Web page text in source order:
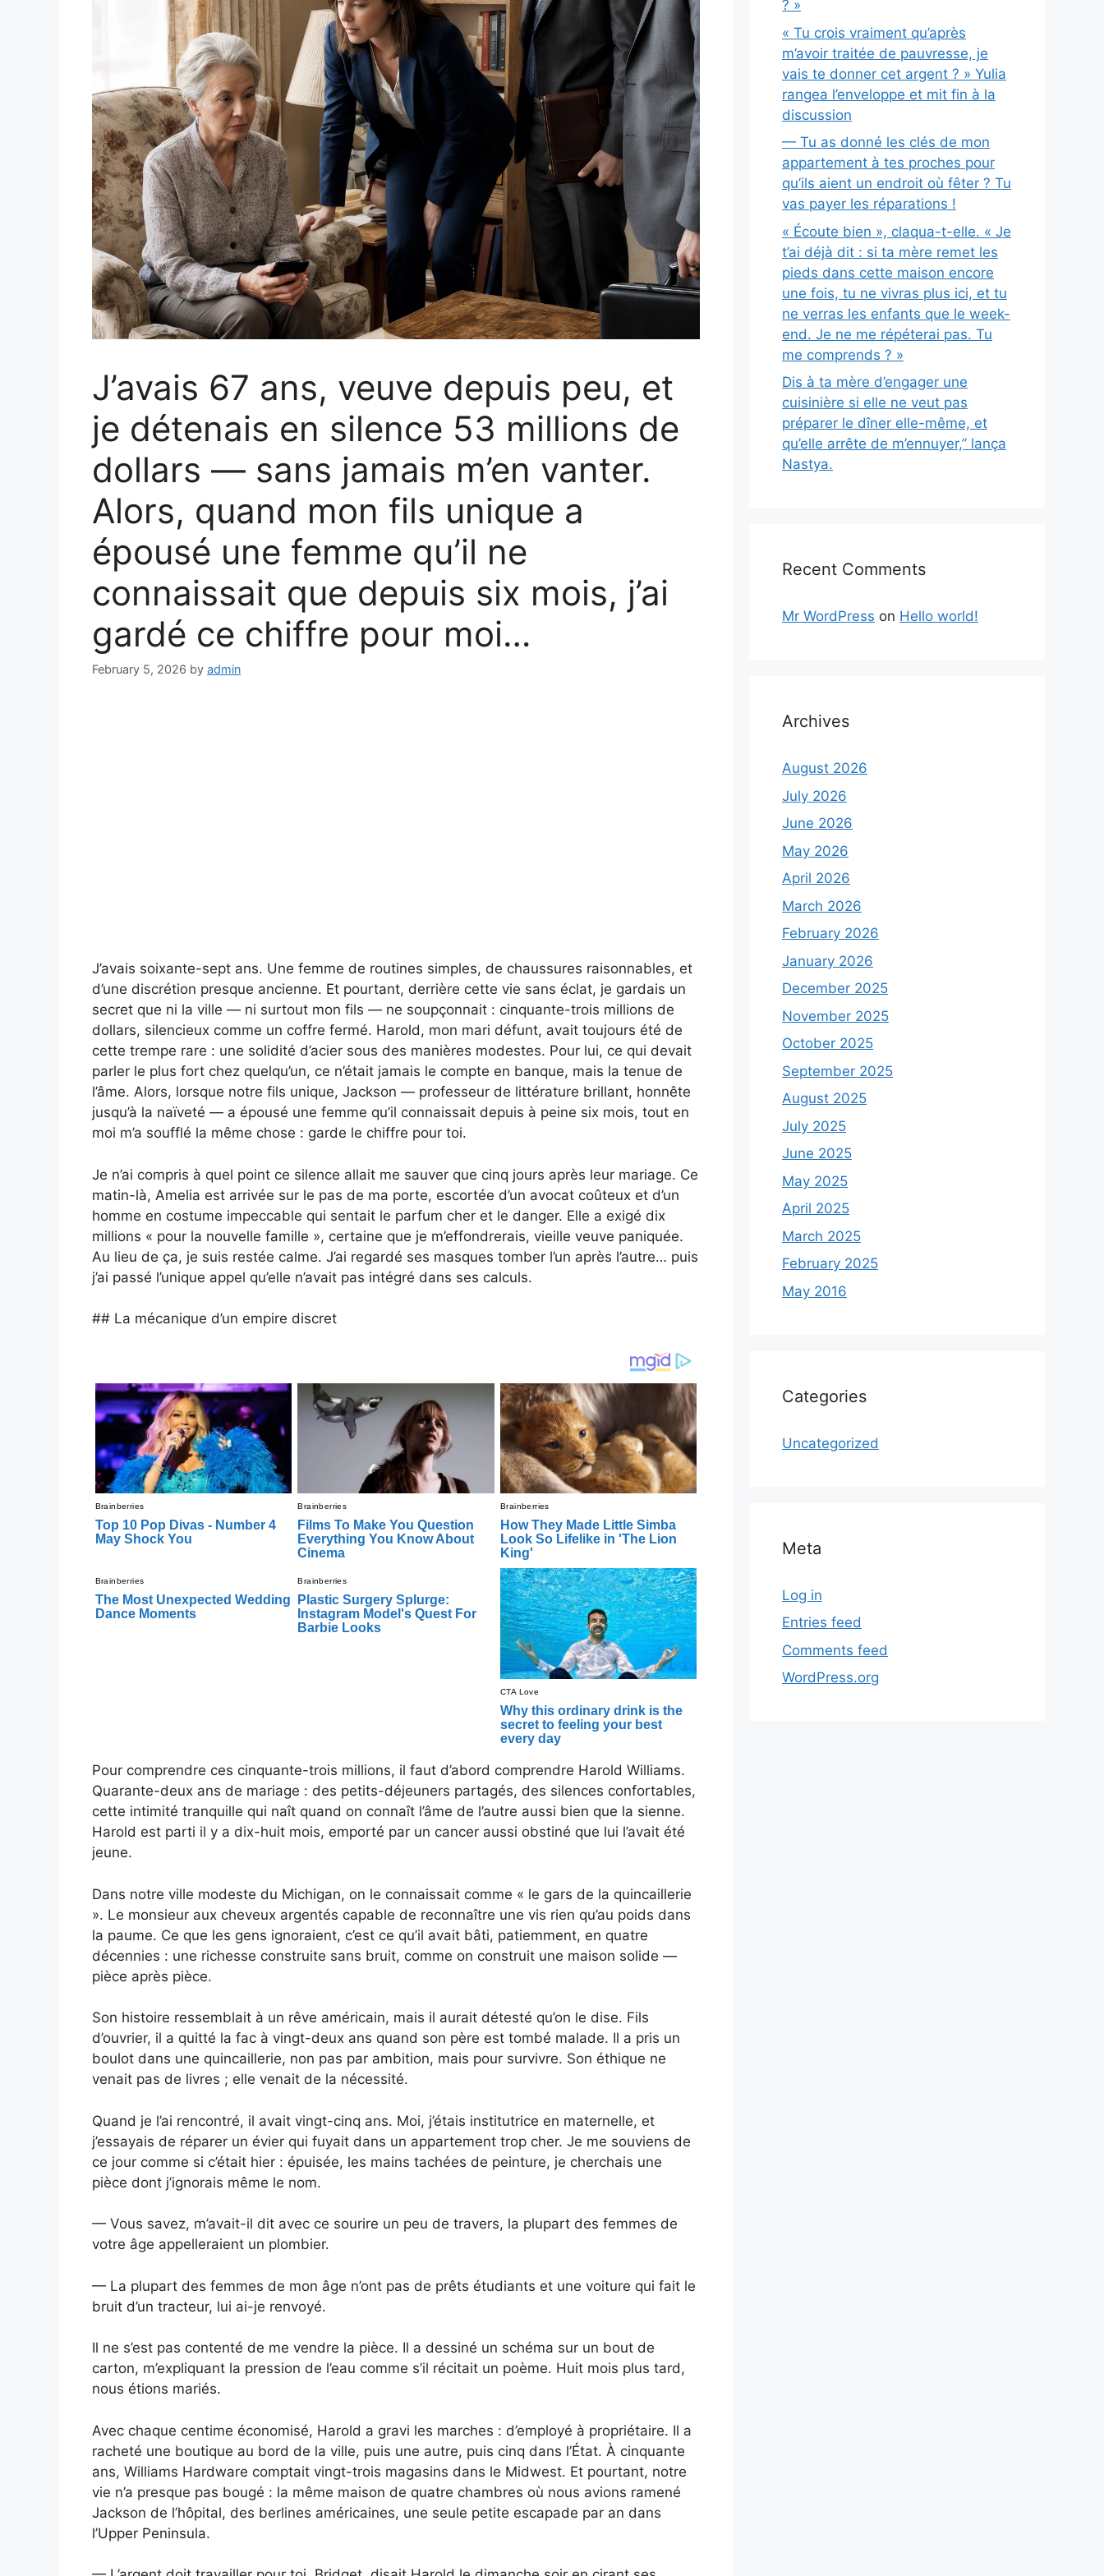
J’avais 67 ans, veuve depuis peu, et
je détenais en silence 53 millions de
dollars — sans jamais m’en vanter.
Alors, quand mon fils unique a
épousé une femme qu’il ne
connaissait que depuis six mois, j’ai
gardé ce chiffre pour moi…
February 5, 2026 by admin
J’avais soixante-sept ans. Une femme de routines simples, de chaussures raisonnables, et
d’une discrétion presque ancienne. Et pourtant, derrière cette vie sans éclat, je gardais un
secret que ni la ville — ni surtout mon fils — ne soupçonnait : cinquante-trois millions de
dollars, silencieux comme un coffre fermé. Harold, mon mari défunt, avait toujours été de
cette trempe rare : une solidité d’acier sous des manières modestes. Pour lui, ce qui devait
parler le plus fort chez quelqu’un, ce n’était jamais le compte en banque, mais la tenue de
l’âme. Alors, lorsque notre fils unique, Jackson — professeur de littérature brillant, honnête
jusqu’à la naïveté — a épousé une femme qu’il connaissait depuis à peine six mois, tout en
moi m’a soufflé la même chose : garde le chiffre pour toi.
Je n’ai compris à quel point ce silence allait me sauver que cinq jours après leur mariage. Ce
matin-là, Amelia est arrivée sur le pas de ma porte, escortée d’un avocat coûteux et d’un
homme en costume impeccable qui sentait le parfum cher et le danger. Elle a exigé dix
millions « pour la nouvelle famille », certaine que je m’effondrerais, vieille veuve paniquée.
Au lieu de ça, je suis restée calme. J’ai regardé ses masques tomber l’un après l’autre… puis
j’ai passé l’unique appel qu’elle n’avait pas intégré dans ses calculs.
## La mécanique d’un empire discret
Pour comprendre ces cinquante-trois millions, il faut d’abord comprendre Harold Williams.
Quarante-deux ans de mariage : des petits-déjeuners partagés, des silences confortables,
cette intimité tranquille qui naît quand on connaît l’âme de l’autre aussi bien que la sienne.
Harold est parti il y a dix-huit mois, emporté par un cancer aussi obstiné que lui l’avait été
jeune.
Dans notre ville modeste du Michigan, on le connaissait comme « le gars de la quincaillerie
». Le monsieur aux cheveux argentés capable de reconnaître une vis rien qu’au poids dans
la paume. Ce que les gens ignoraient, c’est ce qu’il avait bâti, patiemment, en quatre
décennies : une richesse construite sans bruit, comme on construit une maison solide —
pièce après pièce.
Son histoire ressemblait à un rêve américain, mais il aurait détesté qu’on le dise. Fils
d’ouvrier, il a quitté la fac à vingt-deux ans quand son père est tombé malade. Il a pris un
boulot dans une quincaillerie, non pas par ambition, mais pour survivre. Son éthique ne
venait pas de livres ; elle venait de la nécessité.
Quand je l’ai rencontré, il avait vingt-cinq ans. Moi, j’étais institutrice en maternelle, et
j’essayais de réparer un évier qui fuyait dans un appartement trop cher. Je me souviens de
ce jour comme si c’était hier : épuisée, les mains tachées de peinture, je cherchais une
pièce dont j’ignorais même le nom.
— Vous savez, m’avait-il dit avec ce sourire un peu de travers, la plupart des femmes de
votre âge appelleraient un plombier.
— La plupart des femmes de mon âge n’ont pas de prêts étudiants et une voiture qui fait le
bruit d’un tracteur, lui ai-je renvoyé.
Il ne s’est pas contenté de me vendre la pièce. Il a dessiné un schéma sur un bout de
carton, m’expliquant la pression de l’eau comme s’il récitait un poème. Huit mois plus tard,
nous étions mariés.
Avec chaque centime économisé, Harold a gravi les marches : d’employé à propriétaire. Il a
racheté une boutique au bord de la ville, puis une autre, puis cinq dans l’État. À cinquante
ans, Williams Hardware comptait vingt-trois magasins dans le Midwest. Et pourtant, notre
vie n’a presque pas bougé : la même maison de quatre chambres où nous avions ramené
Jackson de l’hôpital, des berlines américaines, une seule petite escapade par an dans
l’Upper Peninsula.
? »
« Tu crois vraiment qu’après
m’avoir traitée de pauvresse, je
vais te donner cet argent ? » Yulia
rangea l’enveloppe et mit fin à la
discussion
— Tu as donné les clés de mon
appartement à tes proches pour
qu’ils aient un endroit où fêter ? Tu
vas payer les réparations !
« Écoute bien », claqua-t-elle. « Je
t’ai déjà dit : si ta mère remet les
pieds dans cette maison encore
une fois, tu ne vivras plus ici, et tu
ne verras les enfants que le week-
end. Je ne me répéterai pas. Tu
me comprends ? »
Dis à ta mère d’engager une
cuisinière si elle ne veut pas
préparer le dîner elle-même, et
qu’elle arrête de m’ennuyer,” lança
Nastya.
Recent Comments
Mr WordPress on Hello world!
Archives
August 2026
July 2026
June 2026
May 2026
April 2026
March 2026
February 2026
January 2026
December 2025
November 2025
October 2025
September 2025
August 2025
July 2025
June 2025
May 2025
April 2025
March 2025
February 2025
May 2016
Categories
Uncategorized
Meta
Log in
Entries feed
Comments feed
WordPress.org